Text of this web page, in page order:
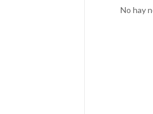
No hay